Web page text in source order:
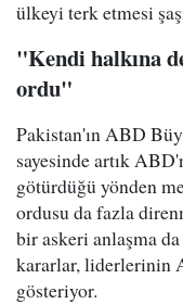
ülkeyi terk etmesi
"Kendi halkına
ordu"
Pakistan'ın ABD
sayesinde artık
götürdüğü yönden
ordusu da fazla
bir askeri anlaşma
kararlar, liderlerinin
gösteriyor.